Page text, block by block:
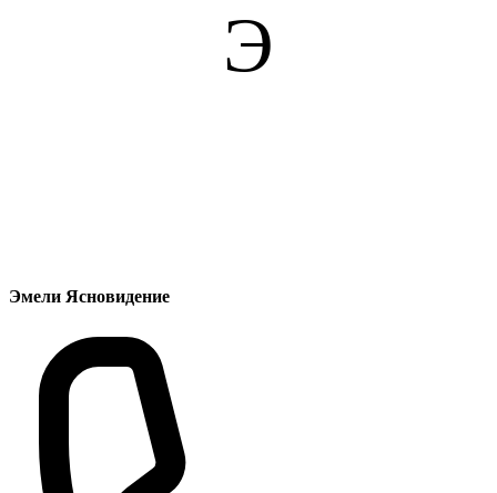
Э
Эмели Ясновидение